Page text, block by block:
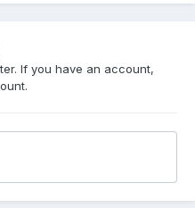
If you have an account,